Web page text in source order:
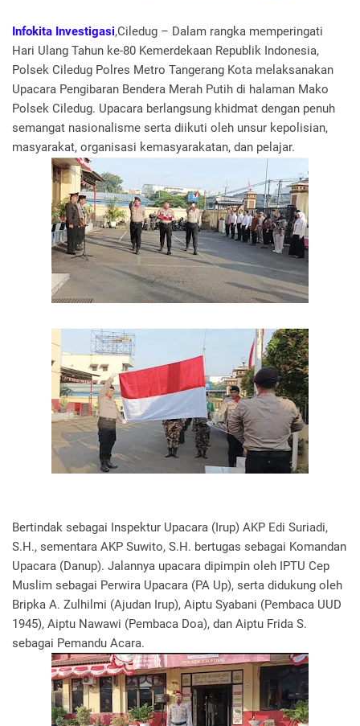
Infokita Investigasi,Ciledug – Dalam rangka memperingati
Hari Ulang Tahun ke-80 Kemerdekaan Republik Indonesia,
Polsek Ciledug Polres Metro Tangerang Kota melaksanakan
Upacara Pengibaran Bendera Merah Putih di halaman Mako
Polsek Ciledug. Upacara berlangsung khidmat dengan penuh
semangat nasionalisme serta diikuti oleh unsur kepolisian,
masyarakat, organisasi kemasyarakatan, dan pelajar.
Bertindak sebagai Inspektur Upacara (Irup) AKP Edi Suriadi,
S.H., sementara AKP Suwito, S.H. bertugas sebagai Komandan
Upacara (Danup). Jalannya upacara dipimpin oleh IPTU Cep
Muslim sebagai Perwira Upacara (PA Up), serta didukung oleh
Bripka A. Zulhilmi (Ajudan Irup), Aiptu Syabani (Pembaca UUD
1945), Aiptu Nawawi (Pembaca Doa), dan Aiptu Frida S.
sebagai Pemandu Acara.